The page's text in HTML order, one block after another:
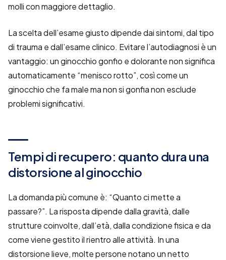
molli con maggiore dettaglio.
La scelta dell’esame giusto dipende dai sintomi, dal tipo
di trauma e dall’esame clinico. Evitare l’autodiagnosi è un
vantaggio: un ginocchio gonfio e dolorante non significa
automaticamente “menisco rotto”, così come un
ginocchio che fa male ma non si gonfia non esclude
problemi significativi.
Tempi di recupero: quanto dura una
distorsione al ginocchio
La domanda più comune è: “Quanto ci mette a
passare?”. La risposta dipende dalla gravità, dalle
strutture coinvolte, dall’età, dalla condizione fisica e da
come viene gestito il rientro alle attività. In una
distorsione lieve, molte persone notano un netto